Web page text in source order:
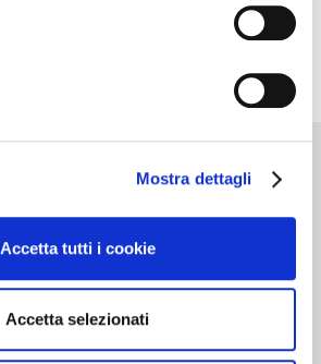
Mostra dettagli
Accetta tutti i cookie
Accetta selezionati